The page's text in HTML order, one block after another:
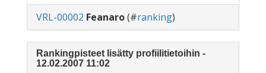
VRL-00002 Feanaro(#ranking)
Rankingpisteet lisätty profiilitietoihin -
12.02.2007 11:02